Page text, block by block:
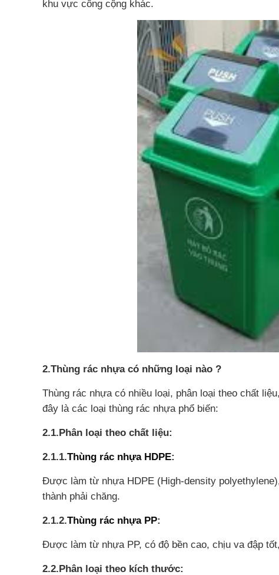
khu vực công cộng khác.
2.Thùng rác nhựa có những loại nào ?
Thùng rác nhựa có nhiều loại, phân loại theo chất
đây là các loại thùng rác nhựa phổ biến:
2.1.Phân loại theo chất liệu:
2.1.1.Thùng rác nhựa HDPE:
Được làm từ nhựa HDPE (High-density
thành phải chăng.
2.1.2.Thùng rác nhựa PP:
Được làm từ nhựa PP, có độ bền cao, chịu va đập
2.2.Phân loại theo kích thước: